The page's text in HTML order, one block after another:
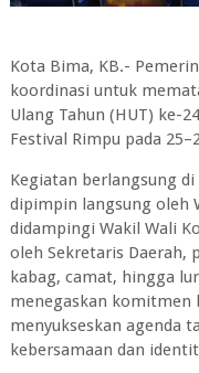
Kota Bima, KB.-
koordinasi untuk
Ulang Tahun (HUT) ke-
Festival Rimpu pada
Kegiatan berlangsung
dipimpin langsung oleh
didampingi Wakil Wali
oleh Sekretaris Daerah,
kabag, camat, hingga
menegaskan komitmen
menyukseskan agenda
kebersamaan dan